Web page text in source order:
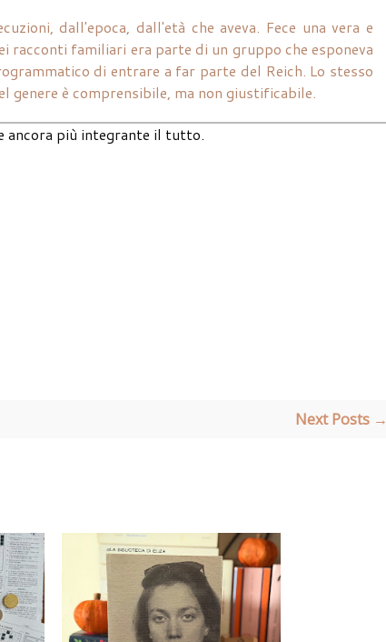
dall'epoca, dall'età che aveva. Fece una vera e
racconti familiari era parte di un gruppo che esponeva
di entrare a far parte del Reich. Lo stesso
genere è comprensibile, ma non giustificabile.
ancora più integrante il tutto.
Next Posts →